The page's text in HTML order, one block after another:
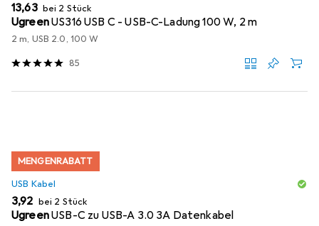
EUR
13,63 bei 2 Stück
UgreenUS316 USB C - USB-C-Ladung 100 W, 2 m
2 m, USB 2.0, 100 W
85
MENGENRABATT
USB Kabel
EUR
3,92 bei 2 Stück
UgreenUSB-C zu USB-A 3.0 3A Datenkabel